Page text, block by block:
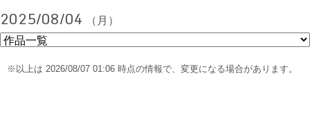
2025/08/04 （月）
※以上は 2026/08/07 01:06 時点の情報で、変更になる場合があります。